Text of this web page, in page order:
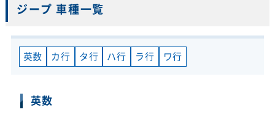
ジープ 車種一覧
英数 カ行 タ行 ハ行 ラ行 ワ行
英数